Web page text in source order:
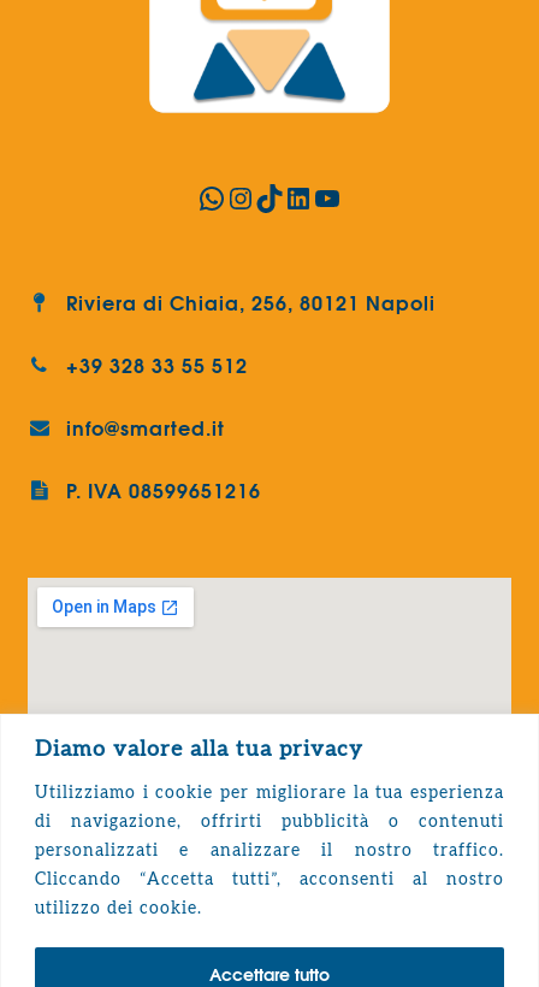
Diamo valore alla tua privacy
Utilizziamo i cookie per migliorare la tua esperienza
di navigazione, offrirti pubblicità o contenuti
personalizzati e analizzare il nostro traffico.
Cliccando “Accetta tutti”, acconsenti al nostro
utilizzo dei cookie.
Accettare tutto
WhatsApp
Instagram
TikTok
LinkedIn
YouTube
Riviera di Chiaia, 256, 80121 Napoli
+39 328 33 55 512
info@smarted.it
P. IVA 08599651216
Privacy Policy